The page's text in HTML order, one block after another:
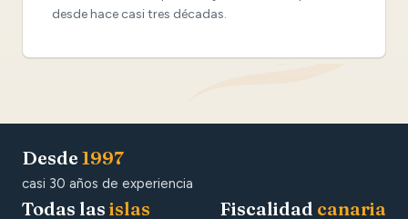
desde hace casi tres décadas.
Desde 1997
casi 30 años de experiencia
Todas las islas Fiscalidad canaria